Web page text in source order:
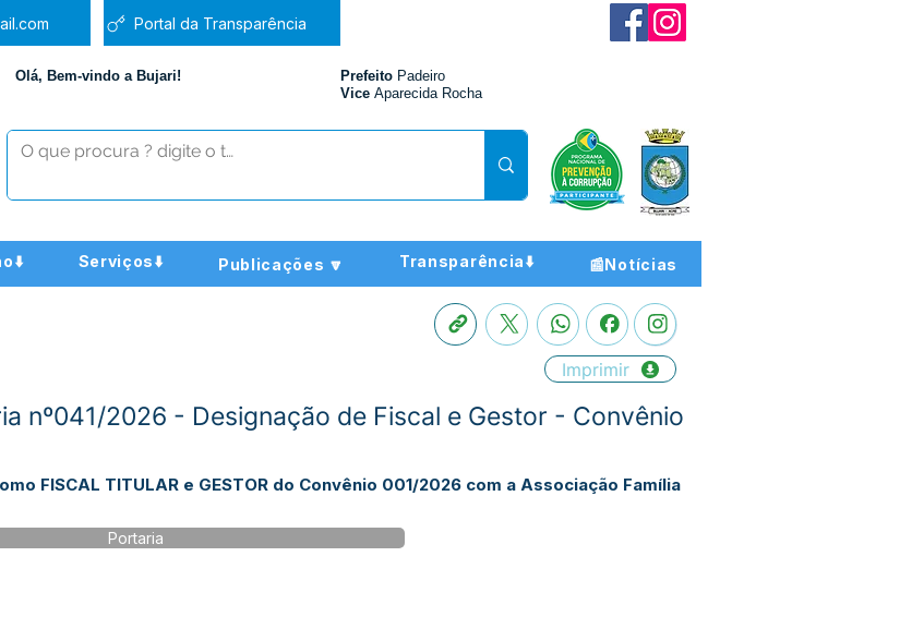
Portal da Transparência
Olá, Bem-vindo a Bujari! Prefeito Padeiro
Vice Aparecida Rocha
Serviços⬇️ Publicações 🔽 Transparência⬇️ 📰Notícias
Imprimir
nº041/2026 - Designação de Fiscal e Gestor - Convênio
FISCAL TITULAR e GESTOR do Convênio 001/2026 com a Associação Família
Portaria